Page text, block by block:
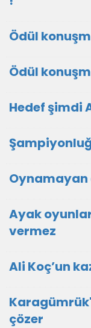
Ödül
Ödül
Hedef şimdi
Oynamayan
Ayak
vermez
Ali Koç’un
çözer